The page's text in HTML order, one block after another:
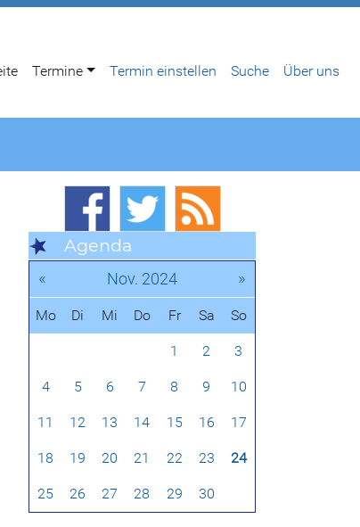
Termine Termin einstellen Suche Über uns
Agenda
« Nov. 2024 »
Mo Di Mi Do Fr Sa So
1 2 3
4 5 6 7 8 9 10
11 12 13 14 15 16 17
18 19 20 21 22 23 24
25 26 27 28 29 30